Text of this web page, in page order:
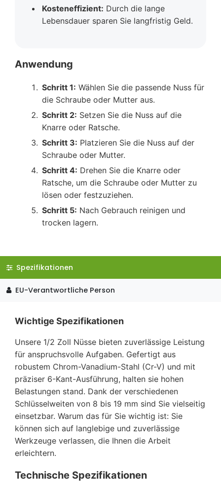
Kosteneffizient: Durch die lange
Lebensdauer sparen Sie langfristig Geld.
Anwendung
Schritt 1: Wählen Sie die passende Nuss für
die Schraube oder Mutter aus.
Schritt 2: Setzen Sie die Nuss auf die
Knarre oder Ratsche.
Schritt 3: Platzieren Sie die Nuss auf der
Schraube oder Mutter.
Schritt 4: Drehen Sie die Knarre oder
Ratsche, um die Schraube oder Mutter zu
lösen oder festzuziehen.
Schritt 5: Nach Gebrauch reinigen und
trocken lagern.
Spezifikationen
EU-Verantwortliche Person
Wichtige Spezifikationen
Unsere 1/2 Zoll Nüsse bieten zuverlässige Leistung
für anspruchsvolle Aufgaben. Gefertigt aus
robustem Chrom-Vanadium-Stahl (Cr-V) und mit
präziser 6-Kant-Ausführung, halten sie hohen
Belastungen stand. Dank der verschiedenen
Schlüsselweiten von 8 bis 19 mm sind Sie vielseitig
einsetzbar. Warum das für Sie wichtig ist: Sie
können sich auf langlebige und zuverlässige
Werkzeuge verlassen, die Ihnen die Arbeit
erleichtern.
Technische Spezifikationen